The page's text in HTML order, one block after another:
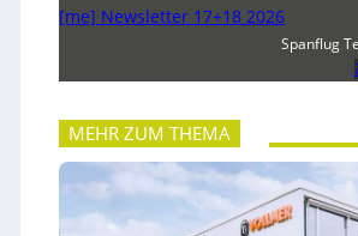
[me] Newsletter 17+18 2026
Spanflug
MEHR ZUM THEMA